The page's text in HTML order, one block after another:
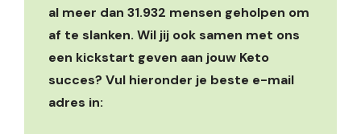
al meer dan 31.932 mensen geholpen om
af te slanken. Wil jij ook samen met ons
een kickstart geven aan jouw Keto
succes? Vul hieronder je beste e-mail
adres in: